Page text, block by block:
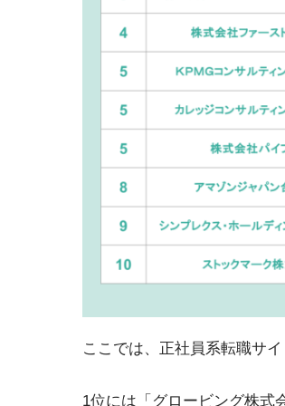
ここでは、正社員系転職サ
1位には「グロービング株式